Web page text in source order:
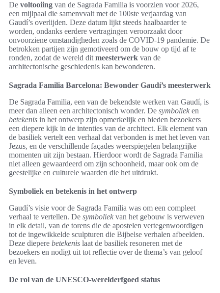
De voltooiing van de Sagrada Familia is voorzien voor 2026,
een mijlpaal die samenvvalt met de 100ste verjaardag van
Gaudí’s overlijden. Deze datum lijkt steeds haalbaarder te
worden, ondanks eerdere vertragingen veroorzaakt door
onvoorziene omstandigheden zoals de COVID-19 pandemie. De
betrokken partijen zijn gemotiveerd om de bouw op tijd af te
ronden, zodat de wereld dit meesterwerk van de
architectonische geschiedenis kan bewonderen.
Sagrada Familia Barcelona: Bewonder Gaudí’s meesterwerk
De Sagrada Familia, een van de bekendste werken van Gaudí, is
meer dan alleen een architectonisch wonder. De symboliek en
betekenis in het ontwerp zijn opmerkelijk en bieden bezoekers
een diepere kijk in de intenties van de architect. Elk element van
de basiliek vertelt een verhaal dat verbonden is met het leven van
Jezus, en de verschillende façades weerspiegelen belangrijke
momenten uit zijn bestaan. Hierdoor wordt de Sagrada Familia
niet alleen gewaardeerd om zijn schoonheid, maar ook om de
geestelijke en culturele waarden die het uitdrukt.
Symboliek en betekenis in het ontwerp
Gaudí’s visie voor de Sagrada Familia was om een compleet
verhaal te vertellen. De symboliek van het gebouw is verweven
in elk detail, van de torens die de apostelen vertegenwoordigen
tot de ingewikkelde sculpturen die Bijbelse verhalen afbeelden.
Deze diepere betekenis laat de basiliek resoneren met de
bezoekers en nodigt uit tot reflectie over de thema’s van geloof
en leven.
De rol van de UNESCO-werelderfgoed status